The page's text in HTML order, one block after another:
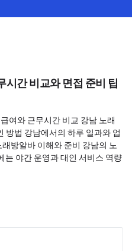
시간 비교와 면접 준비 팁
여와 근무시간 비교 강남 노래
방법 강남에서의 하루 일과와 업
방알바 이해와 준비 강남의 노
는 야간 운영과 대인 서비스 역량